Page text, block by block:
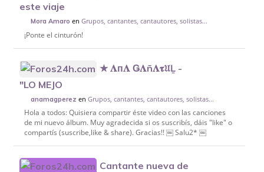
este viaje
Mora Amaro enGrupos, cantantes, cantautores, solistas...
¡Ponte el cinturón!
★ 𝚲п𝚲 Ǥ𝚲ñ𝚲𝛕𝔘Ḻ -
"LO MEJO
anamagperez enGrupos, cantantes, cantautores, solistas...
Hola a todos: Quisiera compartir éste video con las canciones
de mi nuevo álbum. Muy agradecida si os suscribís, dáis "like" o
compartís (suscribe,like & share). Gracias!! ￼ Salu2* ￼
Cantante nueva de